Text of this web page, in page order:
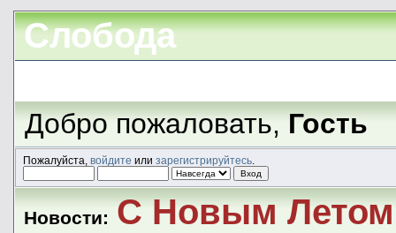
Слобода
Добро пожаловать,Гость
Пожалуйста, войдите или зарегистрируйтесь.
Новости: С Новым